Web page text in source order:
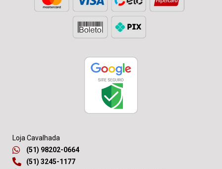
Loja Cavalhada
(51) 98202-0664
(51) 3245-1177